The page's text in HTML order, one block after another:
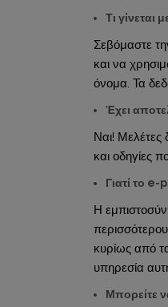
Τι γίνεται
Σεβόμαστε
και να
όνομα. Τα
Έχει
Ναι! Μελέτες
και οδηγίες
Γιατί το
Η
κυρίως από
υπηρεσία
Μπορείτε